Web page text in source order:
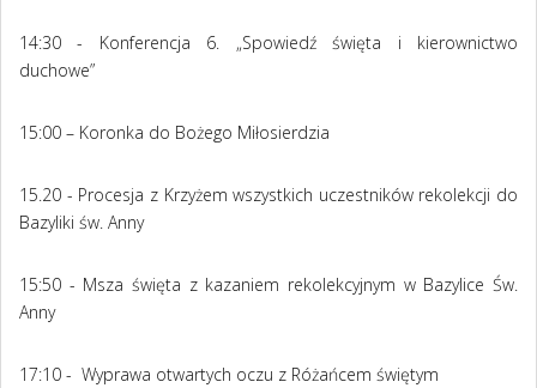
14:30 - Konferencja 6. „Spowiedź święta i kierownictwo
duchowe”
15:00 – Koronka do Bożego Miłosierdzia
15.20 - Procesja z Krzyżem wszystkich uczestników rekolekcji do
Bazyliki św. Anny
15:50 - Msza święta z kazaniem rekolekcyjnym w Bazylice Św.
Anny
17:10 - Wyprawa otwartych oczu z Różańcem świętym